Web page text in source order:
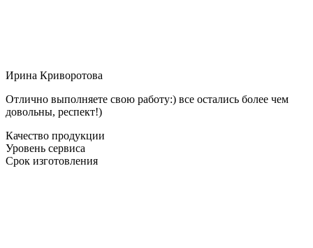
Ирина Криворотова
Отлично выполняете свою работу:) все остались более чем
довольны, респект!)
Качество продукции
Уровень сервиса
Срок изготовления